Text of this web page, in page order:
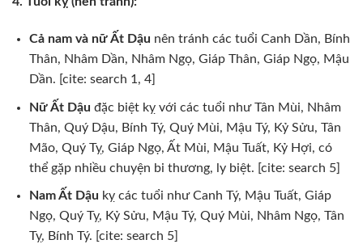
Cả nam và nữ Ất Dậu nên tránh các tuổi Canh Dần, Bính
Thân, Nhâm Dần, Nhâm Ngọ, Giáp Thân, Giáp Ngọ, Mậu
Dần. [cite: search 1, 4]
Nữ Ất Dậu đặc biệt kỵ với các tuổi như Tân Mùi, Nhâm
Thân, Quý Dậu, Bính Tý, Quý Mùi, Mậu Tý, Kỷ Sửu, Tân
Mão, Quý Tỵ, Giáp Ngọ, Ất Mùi, Mậu Tuất, Kỷ Hợi, có
thể gặp nhiều chuyện bi thương, ly biệt. [cite: search 5]
Nam Ất Dậu kỵ các tuổi như Canh Tý, Mậu Tuất, Giáp
Ngọ, Quý Tỵ, Kỷ Sửu, Mậu Tý, Quý Mùi, Nhâm Ngọ, Tân
Tỵ, Bính Tý. [cite: search 5]